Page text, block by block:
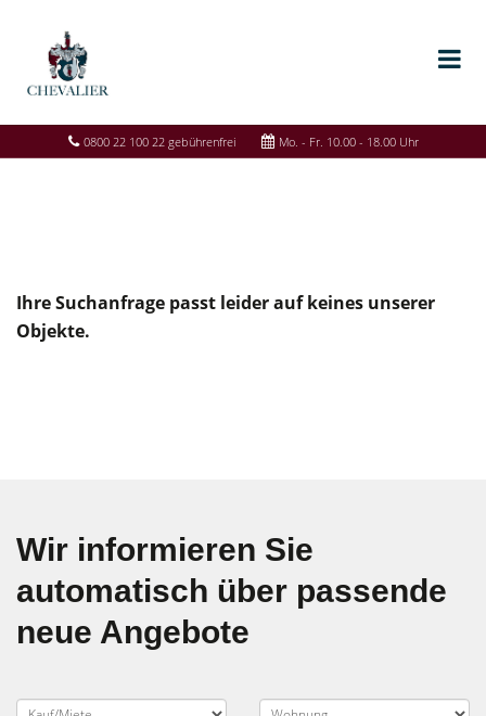
0800 22 100 22 gebührenfrei Mo. - Fr. 10.00 - 18.00 Uhr
Ihre Suchanfrage passt leider auf keines unserer
Objekte.
Wir informieren Sie
automatisch über passende
neue Angebote